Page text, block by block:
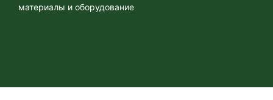
материалы и оборудование